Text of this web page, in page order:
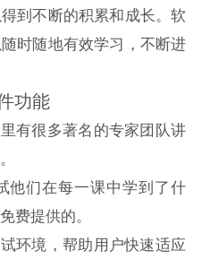
到不断的积累和成长。软
时随地有效学习，不断进
功能
有很多著名的专家团队讲
他们在每一课中学到了什
费提供的。
环境，帮助用户快速适应